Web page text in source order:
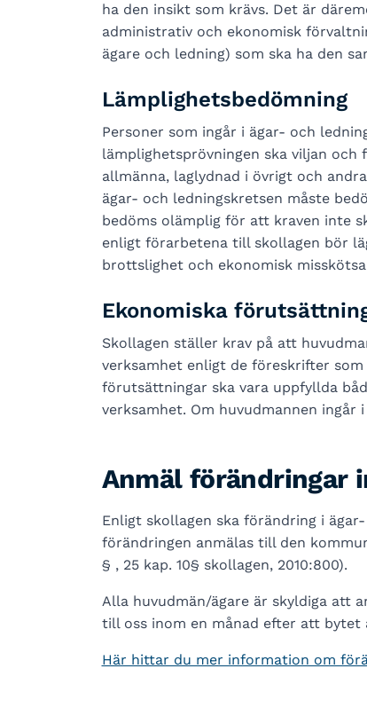
ha den insikt som krävs. Det är
administrativ och ekonomisk
ägare och ledning) som ska ha den
Lämplighetsbedömning
Personer som ingår i ägar- och
lämplighetsprövningen ska viljan
allmänna, laglydnad i övrigt och
ägar- och ledningskretsen måste
bedöms olämplig för att kraven inte
enligt förarbetena till skollagen bör
brottslighet och ekonomisk
Ekonomiska
Skollagen ställer krav på att
verksamhet enligt de föreskrifter
förutsättningar ska vara uppfyllda
verksamhet. Om huvudmannen ingår
Anmäl förändringar
Enligt skollagen ska förändring i
förändringen anmälas till den
§ , 25 kap. 10§ skollagen, 2010:800).
Alla huvudmän/ägare är skyldiga att
till oss inom en månad efter att bytet
Här hittar du mer information om